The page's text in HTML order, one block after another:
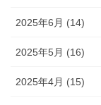
2025年6月 (14)
2025年5月 (16)
2025年4月 (15)